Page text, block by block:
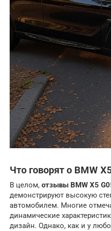
Что говорят о BMW
В целом, отзывы BMW X5
демонстрируют высокую
автомобилем. Многие
динамические
дизайн. Однако, как и у